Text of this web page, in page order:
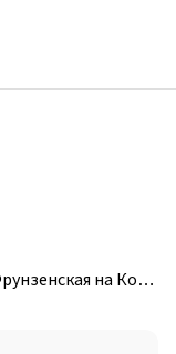
на Комс